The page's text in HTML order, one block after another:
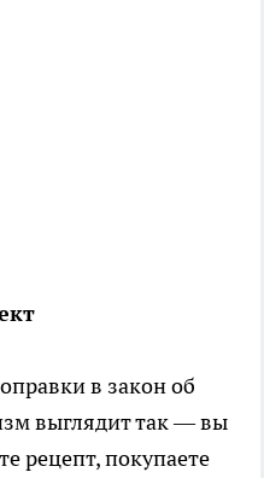
в закон об
выглядит так — вы
рецепт, покупаете